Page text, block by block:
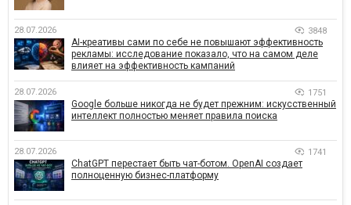
28.07.2026 3848
AI-креативы сами по себе не повышают эффективность
рекламы: исследование показало, что на самом деле
влияет на эффективность кампаний
28.07.2026 1751
Google больше никогда не будет прежним: искусственный
интеллект полностью меняет правила поиска
28.07.2026 1741
ChatGPT перестает быть чат-ботом. OpenAI создает
полноценную бизнес-платформу